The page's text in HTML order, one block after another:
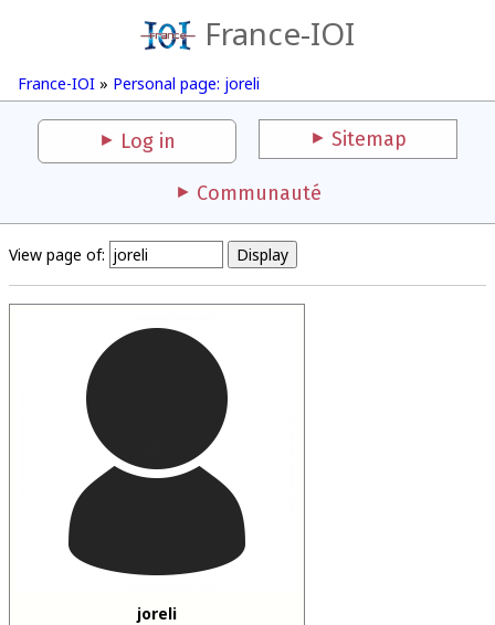
France-IOI
France-IOI » Personal page: joreli
Log in Sitemap
Communauté
View page of:
joreli